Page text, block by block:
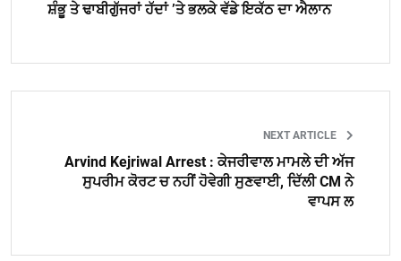
ਸ਼ੰਭੂ ਤੇ ਢਾਬੀਗੁੱਜਰਾਂ ਹੱਦਾਂ ’ਤੇ ਭਲਕੇ ਵੱਡੇ ਇਕੱਠ ਦਾ ਐਲਾਨ
NEXT ARTICLE
Arvind Kejriwal Arrest : ਕੇਜਰੀਵਾਲ ਮਾਮਲੇ ਦੀ ਅੱਜ
ਸੁਪਰੀਮ ਕੋਰਟ ਚ ਨਹੀਂ ਹੋਵੇਗੀ ਸੁਣਵਾਈ, ਦਿੱਲੀ CM ਨੇ
ਵਾਪਸ ਲ